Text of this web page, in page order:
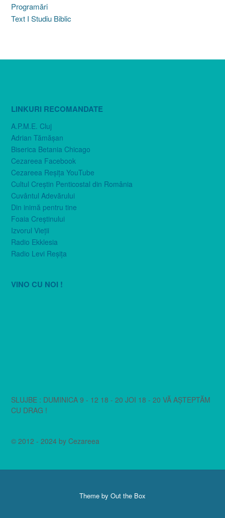
Programări
Text I Studiu Biblic
LINKURI RECOMANDATE
A.P.M.E. Cluj
Adrian Tămăşan
Biserica Betania Chicago
Cezareea Facebook
Cezareea Reşiţa YouTube
Cultul Creştin Penticostal din România
Cuvântul Adevărului
Din inimă pentru tine
Foaia Creştinului
Izvorul Vieţii
Radio Ekklesia
Radio Levi Reşiţa
VINO CU NOI !
SLUJBE : DUMINICA 9 - 12 18 - 20 JOI 18 - 20 VĂ AȘTEPTĂM
CU DRAG !
© 2012 - 2024 by Cezareea
Theme by Out the Box